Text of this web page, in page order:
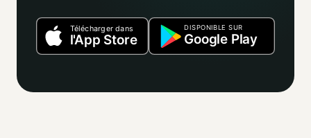
Télécharger dans
l'App Store
DISPONIBLE SUR
Google Play